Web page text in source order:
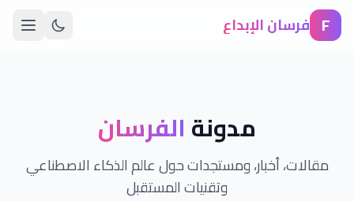
F فرسان الإبداع
مدونةالفرسان
مقالات، أخبار، ومستجدات حول عالم الذكاء الاصطناعي
وتقنيات المستقبل